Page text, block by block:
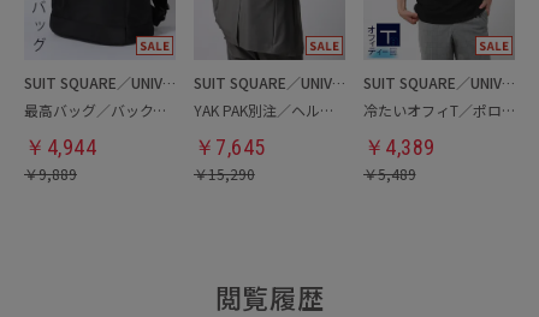
SUIT SQUARE／UNIVERSAL LANGUAGE
最高バッグ／バックパック
￥ 4,944
￥9,889
SUIT SQUARE／UNIVERSAL LANGUAGE
YAK PAK別注／ヘルメットバッグ
￥ 7,645
￥15,290
SUIT SQUARE／UNIVERSAL LANGUAGE
冷たいオフィT／ポロシャツ
￥ 4,389
￥5,489
閲覧履歴